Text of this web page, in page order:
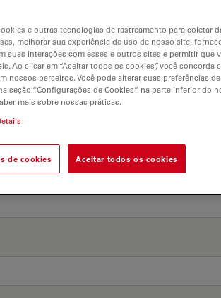
e outras tecnologias de rastreamento para coletar
melhorar sua experiência de uso de nosso site,
suas interações com esses e outros sites e permitir que
Ao clicar em “Aceitar todos os cookies”, você concorda
nossos parceiros. Você pode alterar suas preferências de
seção “Configurações de Cookies” na parte inferior do
mais sobre nossas práticas.
de cookies Aceitar todos os cookies